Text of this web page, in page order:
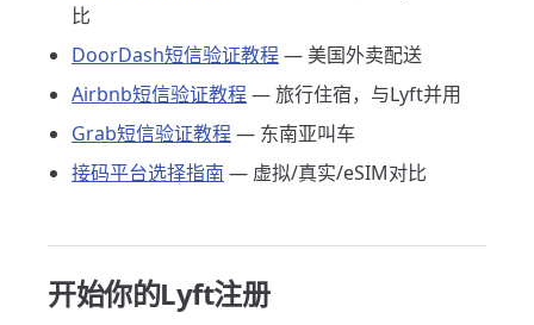
比
DoorDash短信验证教程 — 美国外卖配送
Airbnb短信验证教程 — 旅行住宿，与Lyft并用
Grab短信验证教程 — 东南亚叫车
接码平台选择指南 — 虚拟/真实/eSIM对比
开始你的Lyft注册